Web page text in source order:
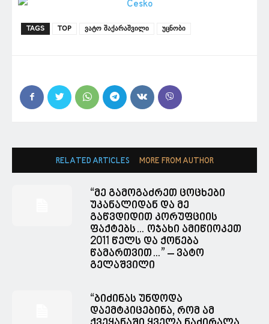
TAGS TOP ვატო შაქარაშვილი უცნობი
RELATED ARTICLES MORE FROM AUTHOR
“მე გამოგაძრეთ ცოცხები
უკანალიდან და მე
გაწვდიდით კორუფციის
ფაქტებს… ოჯახი ამიწიოკეთ
2011 წელს და ქონება
წამართვით…” – ვატო
გელაშვილი
“ბიძინას უნდოდა
დაემტკიცებინა, რომ ამ